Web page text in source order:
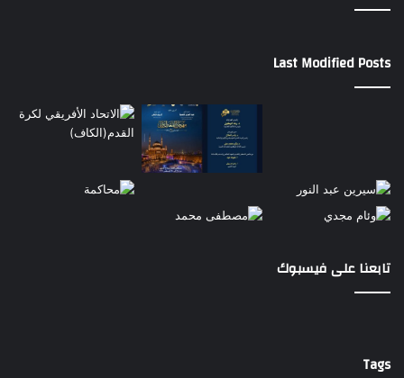
Last Modified Posts
تابعنا على فيسبوك
Tags